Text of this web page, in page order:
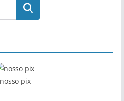
Pesquisar
nosso pix